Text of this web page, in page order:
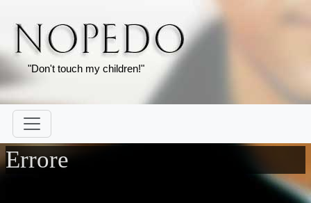
"Don't touch my children!"
Errore